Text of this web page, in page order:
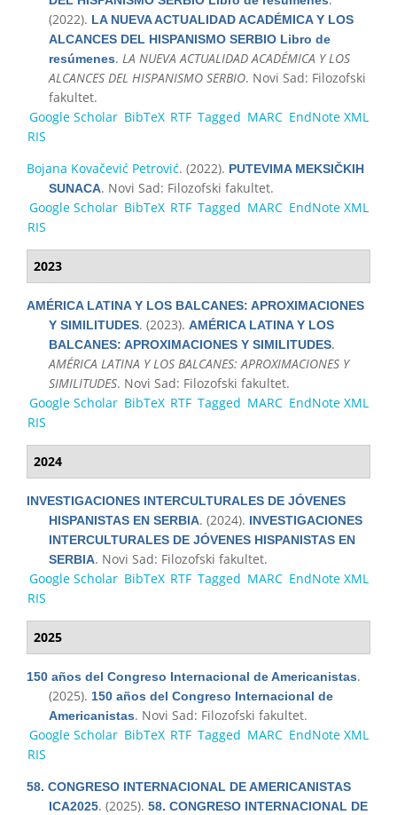
(2022). LA NUEVA ACTUALIDAD ACADÉMICA Y LOS
ALCANCES DEL HISPANISMO SERBIO Libro de
resúmenes. LA NUEVA ACTUALIDAD ACADÉMICA Y LOS
ALCANCES DEL HISPANISMO SERBIO. Novi Sad: Filozofski
fakultet.
Google Scholar BibTeX RTF Tagged MARC EndNote XML
RIS
Bojana Kovačević Petrović. (2022). PUTEVIMA MEKSIČKIH
SUNACA. Novi Sad: Filozofski fakultet.
Google Scholar BibTeX RTF Tagged MARC EndNote XML
RIS
2023
AMÉRICA LATINA Y LOS BALCANES: APROXIMACIONES
Y SIMILITUDES. (2023). AMÉRICA LATINA Y LOS
BALCANES: APROXIMACIONES Y SIMILITUDES.
AMÉRICA LATINA Y LOS BALCANES: APROXIMACIONES Y
SIMILITUDES. Novi Sad: Filozofski fakultet.
Google Scholar BibTeX RTF Tagged MARC EndNote XML
RIS
2024
INVESTIGACIONES INTERCULTURALES DE JÓVENES
HISPANISTAS EN SERBIA. (2024). INVESTIGACIONES
INTERCULTURALES DE JÓVENES HISPANISTAS EN
SERBIA. Novi Sad: Filozofski fakultet.
Google Scholar BibTeX RTF Tagged MARC EndNote XML
RIS
2025
150 años del Congreso Internacional de Americanistas.
(2025). 150 años del Congreso Internacional de
Americanistas. Novi Sad: Filozofski fakultet.
Google Scholar BibTeX RTF Tagged MARC EndNote XML
RIS
58. CONGRESO INTERNACIONAL DE AMERICANISTAS
ICA2025. (2025). 58. CONGRESO INTERNACIONAL DE